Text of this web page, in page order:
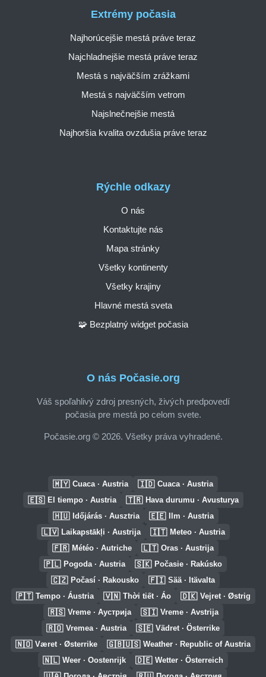
O nás Počasie.org
Váš spoľahlivý zdroj presných, živých predpovedí
počasia pre mestá po celom svete.
Počasie.org © 2026. Všetky práva vyhradené.
Rýchle odkazy
O nás
Kontaktujte nás
Mapa stránky
Všetky kontinenty
Všetky krajiny
Hlavné mestá sveta
🧩 Bezplatný widget počasia
Extrémy počasia
Najhorúcejšie mestá práve teraz
Najchladnejšie mestá práve teraz
Mestá s najväčším zrážkami
Mestá s najväčším vetrom
Najslnečnejšie mestá
Najhoršia kvalita ovzdušia práve teraz
🇲🇾 Cuaca · Austria 🇮🇩 Cuaca · Austria
🇪🇸 El tiempo · Austria 🇹🇷 Hava durumu · Avusturya
🇭🇺 Időjárás · Ausztria 🇪🇪 Ilm · Austria
🇱🇻 Laikapstākļi · Austrija 🇮🇹 Meteo · Austria
🇫🇷 Météo · Autriche 🇱🇹 Oras · Austrija
🇵🇱 Pogoda · Austria 🇸🇰 Počasie · Rakúsko
🇨🇿 Počasí · Rakousko 🇫🇮 Sää · Itävalta
🇵🇹 Tempo · Áustria 🇻🇳 Thời tiết · Áo 🇩🇰 Vejret · Østrig
🇷🇸 Vreme · Аустрија 🇸🇮 Vreme · Avstrija
🇷🇴 Vremea · Austria 🇸🇪 Vädret · Österrike
🇳🇴 Været · Østerrike 🇬🇧🇺🇸 Weather · Republic of Austria
🇳🇱 Weer · Oostenrijk 🇩🇪 Wetter · Österreich